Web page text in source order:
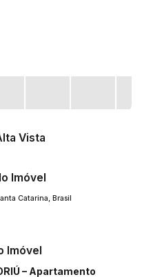
Vista
Imóvel
Catarina Brasil
Imóvel
– Apartamento